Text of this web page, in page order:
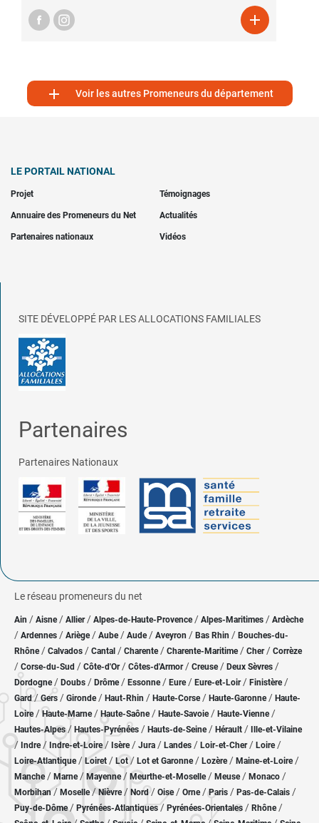

 Voir les autres Promeneurs du département
LE PORTAIL NATIONAL
Projet Témoignages
Annuaire des Promeneurs du Net Actualités
Partenaires nationaux Vidéos
SITE DÉVELOPPÉ PAR LES ALLOCATIONS FAMILIALES
Partenaires
Partenaires Nationaux
Le réseau promeneurs du net
Ain / Aisne/ Allier/ Alpes-de-Haute-Provence / Alpes-Maritimes / Ardèche
/ Ardennes / Ariège/ Aube/ Aude / Aveyron / Bas Rhin / Bouches-du-
Rhône/ Calvados / Cantal / Charente / Charente-Maritime/ Cher / Corrèze
/ Corse-du-Sud / Côte-d'Or / Côtes-d'Armor/ Creuse/ Deux Sèvres /
Dordogne/ Doubs / Drôme/ Essonne / Eure/ Eure-et-Loir / Finistère/
Gard/Gers / Gironde/ Haut-Rhin / Haute-Corse/ Haute-Garonne/ Haute-
Loire/Haute-Marne/ Haute-Saône/ Haute-Savoie/ Haute-Vienne/
Hautes-Alpes/ Hautes-Pyrénées / Hauts-de-Seine/ Hérault / Ille-et-Vilaine
/ Indre/ Indre-et-Loire/ Isère/ Jura / Landes / Loir-et-Cher/ Loire/
Loire-Atlantique/ Loiret / Lot/ Lot et Garonne/ Lozère / Maine-et-Loire/
Manche/ Marne/ Mayenne/ Meurthe-et-Moselle/ Meuse/ Monaco /
Morbihan/ Moselle/ Nièvre / Nord/ Oise / Orne/Paris / Pas-de-Calais /
Puy-de-Dôme/ Pyrénées-Atlantiques / Pyrénées-Orientales / Rhône/